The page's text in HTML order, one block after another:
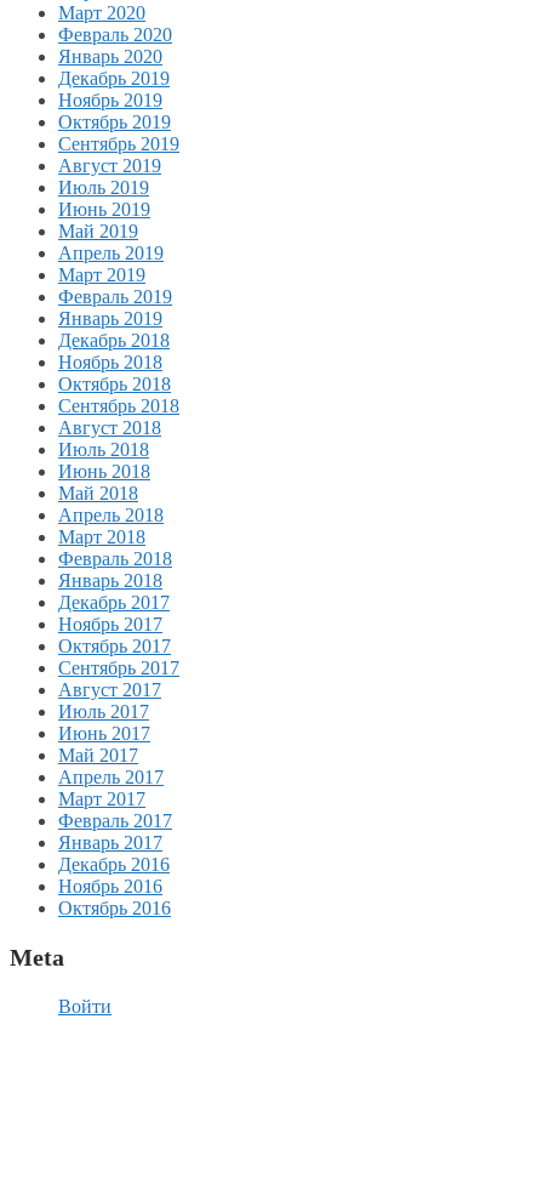
Март 2020
Февраль 2020
Январь 2020
Декабрь 2019
Ноябрь 2019
Октябрь 2019
Сентябрь 2019
Август 2019
Июль 2019
Июнь 2019
Май 2019
Апрель 2019
Март 2019
Февраль 2019
Январь 2019
Декабрь 2018
Ноябрь 2018
Октябрь 2018
Сентябрь 2018
Август 2018
Июль 2018
Июнь 2018
Май 2018
Апрель 2018
Март 2018
Февраль 2018
Январь 2018
Декабрь 2017
Ноябрь 2017
Октябрь 2017
Сентябрь 2017
Август 2017
Июль 2017
Июнь 2017
Май 2017
Апрель 2017
Март 2017
Февраль 2017
Январь 2017
Декабрь 2016
Ноябрь 2016
Октябрь 2016
Meta
Войти